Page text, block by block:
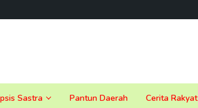
Sastra Pantun Daerah Cerita Rakyat